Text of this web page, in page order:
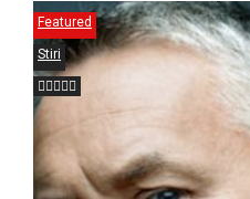
Featured
Stiri